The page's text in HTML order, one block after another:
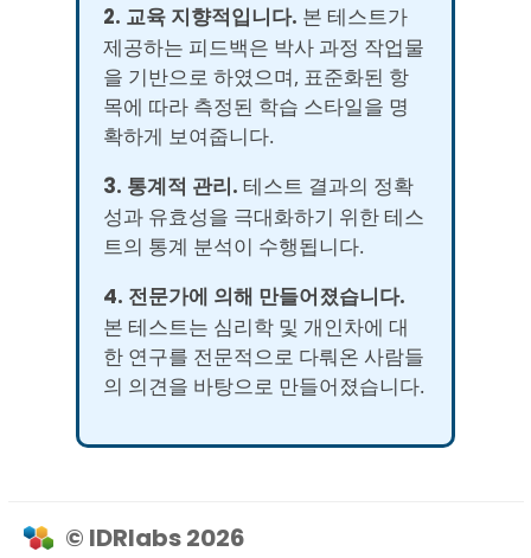
2. 교육 지향적입니다. 본 테스트가
제공하는 피드백은 박사 과정 작업물
을 기반으로 하였으며, 표준화된 항
목에 따라 측정된 학습 스타일을 명
확하게 보여줍니다.
3. 통계적 관리. 테스트 결과의 정확
성과 유효성을 극대화하기 위한 테스
트의 통계 분석이 수행됩니다.
4. 전문가에 의해 만들어졌습니다.
본 테스트는 심리학 및 개인차에 대
한 연구를 전문적으로 다뤄온 사람들
의 의견을 바탕으로 만들어졌습니다.
© IDRlabs 2026